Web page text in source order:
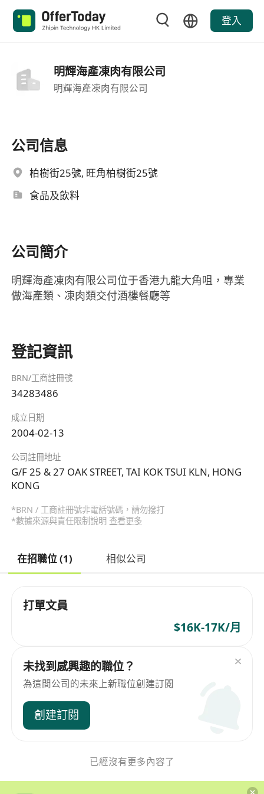
登入
明輝海產凍肉有限公司
明輝海產凍肉有限公司
公司信息
柏樹街25號, 旺角柏樹街25號
食品及飲料
公司簡介
明輝海產凍肉有限公司位于香港九龍大角咀，專業
做海產類、凍肉類交付酒樓餐廳等
登記資訊
BRN/工商註冊號
34283486
成立日期
2004-02-13
公司註冊地址
G/F 25 & 27 OAK STREET, TAI KOK TSUI KLN, HONG
KONG
*BRN / 工商註冊號非電話號碼，請勿撥打
*數據來源與責任限制說明 查看更多
在招職位 (1) 相似公司
打單文員
$16K-17K/月
未找到感興趣的職位？
為這間公司的未來上新職位創建訂閱
創建訂閱
已經沒有更多內容了